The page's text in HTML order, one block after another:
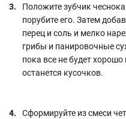
Положите зубчик
порубите его. Затем
перец и соль и мелко
грибы и панировочные
пока все не будет
останется кусочков.
Сформируйте из смеси